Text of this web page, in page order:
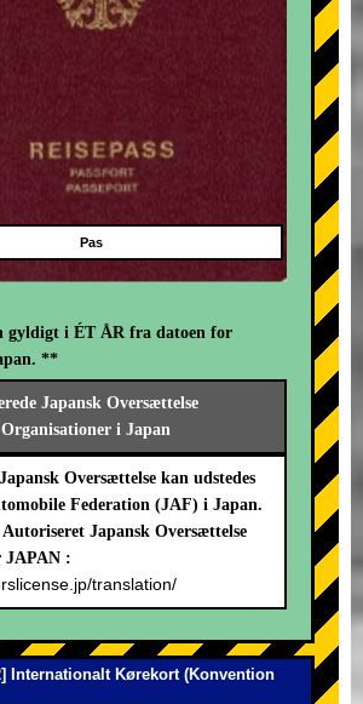
Pas
gyldigt i ÉT ÅR fra datoen for
**
Japansk Oversættelse
Organisationer i Japan
Oversættelse kan udstedes
Federation (JAF) i Japan.
Japansk Oversættelse
JAPAN :
translation/
Internationalt Kørekort (Konvention